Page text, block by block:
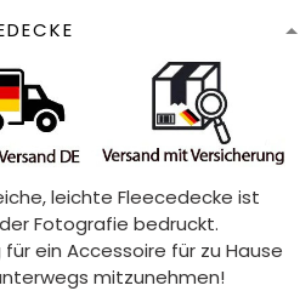
leichte Fleecedecke ist
Fotografie bedruckt.
ein Accessoire für zu Hause
mitzunehmen!